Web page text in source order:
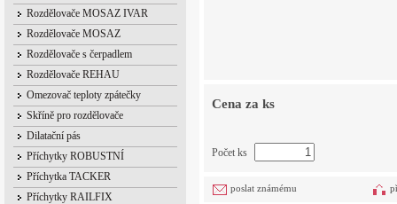
Rozdělovače MOSAZ IVAR
Rozdělovače MOSAZ
Rozdělovače s čerpadlem
Rozdělovače REHAU
Omezovač teploty zpátečky
Skříně pro rozdělovače
Dilatační pás
Příchytky ROBUSTNÍ
Příchytka TACKER
Příchytky RAILFIX
Cena za ks
Počet ks
poslat známému